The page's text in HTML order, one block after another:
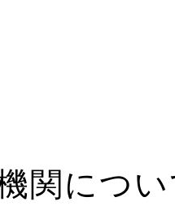
関につ